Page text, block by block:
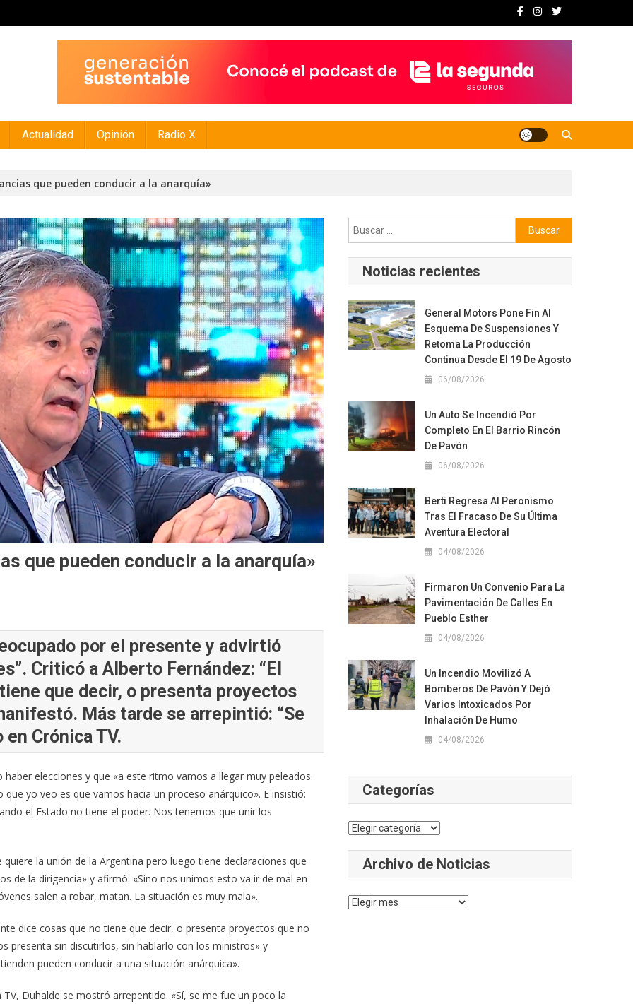
Actualidad Opinión Radio X
que pueden conducir a la anarquía»
que pueden conducir a la anarquía»
por el presente y advirtió
Criticó a Alberto Fernández: “El
que decir, o presenta proyectos
Más tarde se arrepintió: “Se
Crónica TV.
elecciones y que «a este ritmo vamos a llegar muy peleados.
yo veo es que vamos hacia un proceso anárquico». E insistió:
el Estado no tiene el poder. Nos tenemos que unir los
la unión de la Argentina pero luego tiene declaraciones que
de la dirigencia» y afirmó: «Sino nos unimos esto va ir de mal en
salen a robar, matan. La situación es muy mala».
dice cosas que no tiene que decir, o presenta proyectos que no
presenta sin discutirlos, sin hablarlo con los ministros» y
pueden conducir a una situación anárquica».
Duhalde se mostró arrepentido. «Sí, se me fue un poco la
Buscar:
Noticias recientes
General Motors Pone Fin Al
Esquema De Suspensiones Y
Retoma La Producción
Continua Desde El 19 De Agosto
06/08/2026
Un Auto Se Incendió Por
Completo En El Barrio Rincón
De Pavón
06/08/2026
Berti Regresa Al Peronismo
Tras El Fracaso De Su Última
Aventura Electoral
04/08/2026
Firmaron Un Convenio Para La
Pavimentación De Calles En
Pueblo Esther
04/08/2026
Un Incendio Movilizó A
Bomberos De Pavón Y Dejó
Varios Intoxicados Por
Inhalación De Humo
04/08/2026
Categorías
Categorías
Archivo de Noticias
Archivo